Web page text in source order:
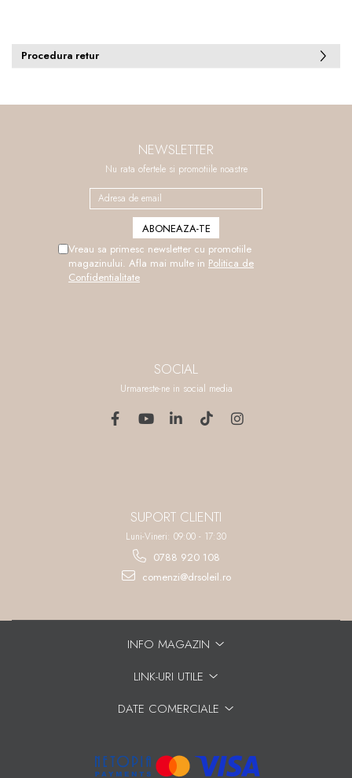
Procedura retur
NEWSLETTER
Nu rata ofertele si promotiile noastre
Vreau sa primesc newsletter cu promotiile
magazinului. Afla mai multe in Politica de
Confidentialitate
SOCIAL
Urmareste-ne in social media
SUPORT CLIENTI
Luni-Vineri: 09:00 - 17:30
0788 920 108
comenzi@drsoleil.ro
INFO MAGAZIN
LINK-URI UTILE
DATE COMERCIALE